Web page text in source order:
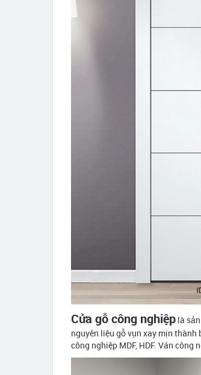
Cửa gỗ công nghiệp là
nguyên liệu gỗ vụn xay mịn thành
công nghiệp MDF, HDF. Ván